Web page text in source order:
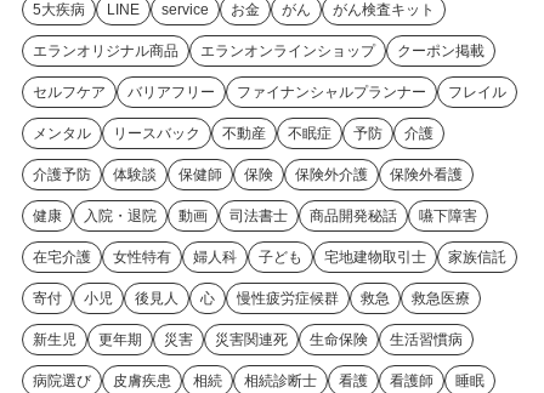
5大疾病 LINE service お金 がん がん検査キット
エランオリジナル商品 エランオンラインショップ クーポン掲載
セルフケア バリアフリー ファイナンシャルプランナー フレイル
メンタル リースバック 不動産 不眠症 予防 介護
介護予防 体験談 保健師 保険 保険外介護 保険外看護
健康 入院・退院 動画 司法書士 商品開発秘話 嚥下障害
在宅介護 女性特有 婦人科 子ども 宅地建物取引士 家族信託
寄付 小児 後見人 心 慢性疲労症候群 救急 救急医療
新生児 更年期 災害 災害関連死 生命保険 生活習慣病
病院選び 皮膚疾患 相続 相続診断士 看護 看護師 睡眠